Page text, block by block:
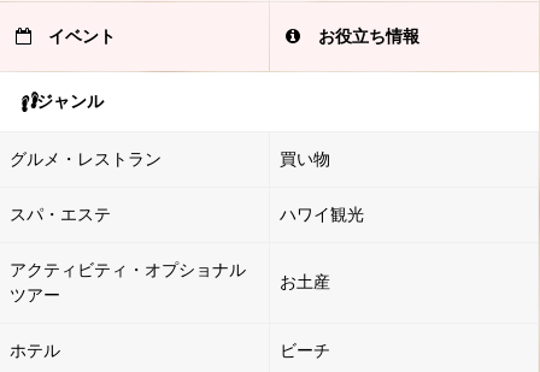
イベント お役立ち情報
ジャンル
グルメ・レストラン 買い物
スパ・エステ ハワイ観光
アクティビティ・オプショナル
ツアー
お土産
ホテル ビーチ